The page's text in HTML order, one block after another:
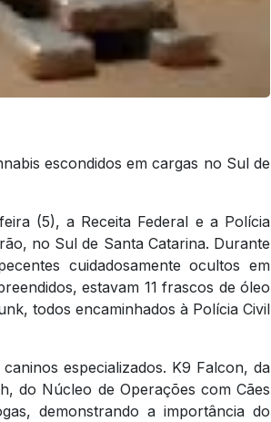
escondidos em cargas no Sul de
(5), a Receita Federal e a Polícia
no Sul de Santa Catarina. Durante
cuidadosamente ocultos em
estavam 11 frascos de óleo
todos encaminhados à Polícia Civil
especializados. K9 Falcon, da
do Núcleo de Operações com Cães
demonstrando a importância do